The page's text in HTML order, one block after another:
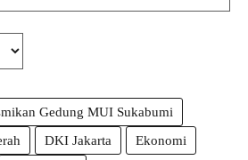
Gedung MUI Sukabumi
DKI Jakarta
Ekonomi